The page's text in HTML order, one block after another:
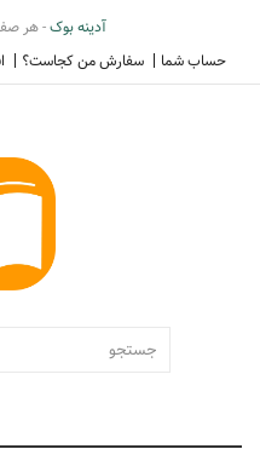
آدینه بوک- هر
حساب شما
سفارش من کجاست؟